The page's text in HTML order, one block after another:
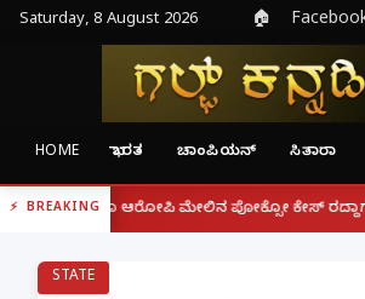
Saturday, 8 August 2026 🏠
HOME ಭಾರತ ಚಾಂಪಿಯನ್ ಸಿತಾರಾ
BREAKING
ಆರೋಪಿ ಮೇಲಿನ ಪೋಕ್ಸೋ ಕೇಸ್ ರದ್ದಾಗಲ್ಲ: ಹೈಕೋರ್ಟ್
STATE